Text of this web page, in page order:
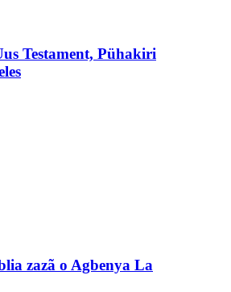
Testament, Pühakiri
zazã o Agbenya La